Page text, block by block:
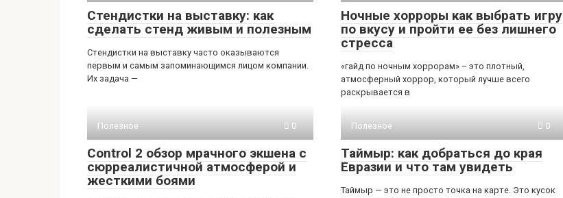
Стендистки на выставку: как
сделать стенд живым и полезным
Стендистки на выставку часто оказываются
первым и самым запоминающимся лицом компании.
Их задача —
Ночные хорроры как выбрать игру
по вкусу и пройти ее без лишнего
стресса
«гайд по ночным хоррорам» – это плотный,
атмосферный хоррор, который лучше всего
раскрывается в
Полезное 0
Control 2 обзор мрачного экшена с
сюрреалистичной атмосферой и
жесткими боями
Полезное 0
Таймыр: как добраться до края
Евразии и что там увидеть
Таймыр — это не просто точка на карте. Это кусок